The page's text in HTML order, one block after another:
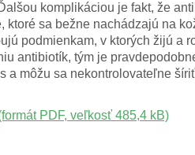
komplikáciou je fakt, že
ktoré sa bežne nachádzajú na
podmienkam, v ktorých žijú a
antibiotík, tým je
a môžu sa nekontrolovateľne
PDF, veľkosť 485,4 kB)